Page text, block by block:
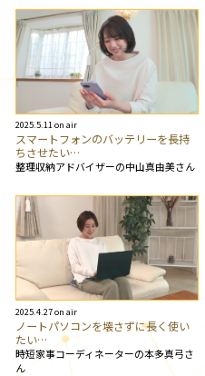
2025.5.11 on air
スマートフォンのバッテリーを長持
ちさせたい…
整理収納アドバイザーの中山真由美さん
2025.4.27 on air
ノートパソコンを壊さずに長く使い
たい…
時短家事コーディネーターの本多真弓さ
ん